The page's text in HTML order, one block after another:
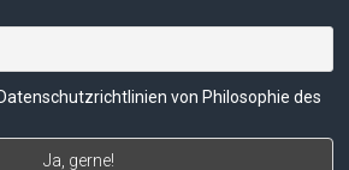
von Philosophie des